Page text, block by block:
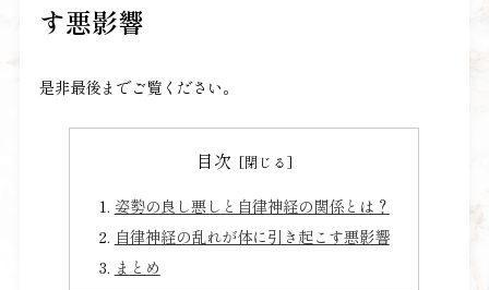
す悪影響
是非最後までご覧ください。
目次
姿勢の良し悪しと自律神経の関係とは？
自律神経の乱れが体に引き起こす悪影響
まとめ